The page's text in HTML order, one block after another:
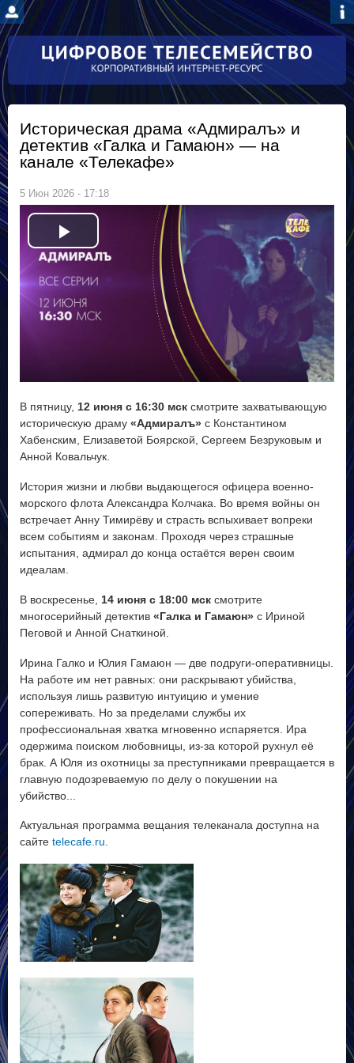
Перейти к
основному
содержанию
Историческая драма «Адмиралъ» и
детектив «Галка и Гамаюн» — на
канале «Телекафе»
5 Июн 2026 - 17:18
P
l
a
V
i
d
e
o
В пятницу, 12 июня с 16:30 мск смотрите захватывающую
историческую драму «Адмиралъ» с Константином
Хабенским, Елизаветой Боярской, Сергеем Безруковым и
Анной Ковальчук.
История жизни и любви выдающегося офицера военно-
морского флота Александра Колчака. Во время войны он
встречает Анну Тимирёву и страсть вспыхивает вопреки
всем событиям и законам. Проходя через страшные
испытания, адмирал до конца остаётся верен своим
идеалам.
В воскресенье, 14 июня с 18:00 мск смотрите
многосерийный детектив «Галка и Гамаюн» с Ириной
Пеговой и Анной Снаткиной.
Ирина Галко и Юлия Гамаюн — две подруги-оперативницы.
На работе им нет равных: они раскрывают убийства,
используя лишь развитую интуицию и умение
сопереживать. Но за пределами службы их
профессиональная хватка мгновенно испаряется. Ира
одержима поиском любовницы, из-за которой рухнул её
брак. А Юля из охотницы за преступниками превращается в
главную подозреваемую по делу о покушении на
убийство...
Актуальная программа вещания телеканала доступна на
сайте telecafe.ru.